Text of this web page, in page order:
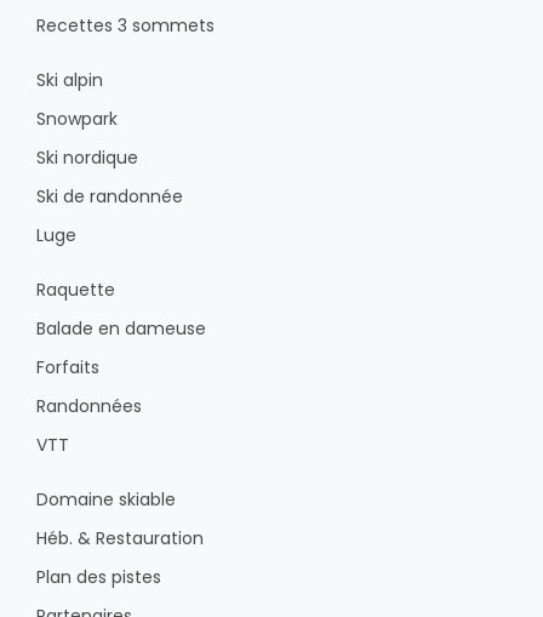
Recettes 3 sommets
Ski alpin
Snowpark
Ski nordique
Ski de randonnée
Luge
Raquette
Balade en dameuse
Forfaits
Randonnées
VTT
Domaine skiable
Héb. & Restauration
Plan des pistes